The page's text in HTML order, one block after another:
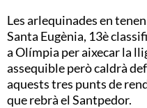
Les arlequinades en
Santa Eugènia, 13è
a Olímpia per aixecar la
assequible però caldrà
aquests tres punts de
que rebrà el Santpedor.